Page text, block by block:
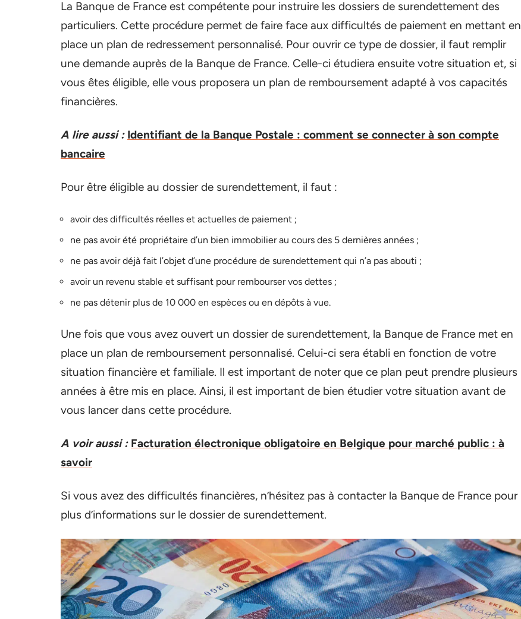
La Banque de France est compétente pour instruire les dossiers de surendettement des
particuliers. Cette procédure permet de faire face aux difficultés de paiement en mettant en
place un plan de redressement personnalisé. Pour ouvrir ce type de dossier, il faut remplir
une demande auprès de la Banque de France. Celle-ci étudiera ensuite votre situation et, si
vous êtes éligible, elle vous proposera un plan de remboursement adapté à vos capacités
financières.
A lire aussi : Identifiant de la Banque Postale : comment se connecter à son compte
bancaire
Pour être éligible au dossier de surendettement, il faut :
avoir des difficultés réelles et actuelles de paiement ;
ne pas avoir été propriétaire d’un bien immobilier au cours des 5 dernières années ;
ne pas avoir déjà fait l’objet d’une procédure de surendettement qui n’a pas abouti ;
avoir un revenu stable et suffisant pour rembourser vos dettes ;
ne pas détenir plus de 10 000 en espèces ou en dépôts à vue.
Une fois que vous avez ouvert un dossier de surendettement, la Banque de France met en
place un plan de remboursement personnalisé. Celui-ci sera établi en fonction de votre
situation financière et familiale. Il est important de noter que ce plan peut prendre plusieurs
années à être mis en place. Ainsi, il est important de bien étudier votre situation avant de
vous lancer dans cette procédure.
A voir aussi : Facturation électronique obligatoire en Belgique pour marché public : à
savoir
Si vous avez des difficultés financières, n’hésitez pas à contacter la Banque de France pour
plus d’informations sur le dossier de surendettement.